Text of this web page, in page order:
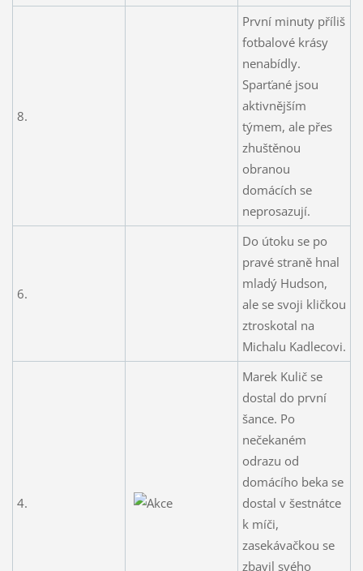
8.
První minuty příliš
fotbalové krásy
nenabídly.
Sparťané jsou
aktivnějším
týmem, ale přes
zhuštěnou
obranou
domácích se
neprosazují.
6.
Do útoku se po
pravé straně hnal
mladý Hudson,
ale se svoji kličkou
ztroskotal na
Michalu Kadlecovi.
4.
Marek Kulič se
dostal do první
šance. Po
nečekaném
odrazu od
domácího beka se
dostal v šestnátce
k míči,
zasekávačkou se
zbavil svého